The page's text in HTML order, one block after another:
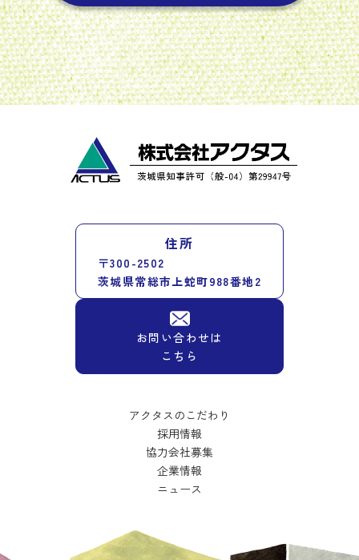
住所
〒300-2502
茨城県常総市上蛇町988番地2
お問い合わせは
こちら
アクタスのこだわり
採用情報
協力会社募集
企業情報
ニュース